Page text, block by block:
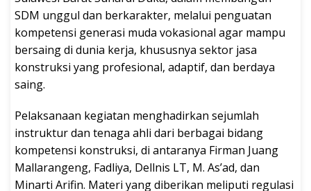
SDM unggul dan berkarakter, melalui penguatan
kompetensi generasi muda vokasional agar mampu
bersaing di dunia kerja, khususnya sektor jasa
konstruksi yang profesional, adaptif, dan berdaya
saing.
Pelaksanaan kegiatan menghadirkan sejumlah
instruktur dan tenaga ahli dari berbagai bidang
kompetensi konstruksi, di antaranya Firman Juang
Mallarangeng, Fadliya, Dellnis LT, M. As’ad, dan
Minarti Arifin. Materi yang diberikan meliputi regulasi